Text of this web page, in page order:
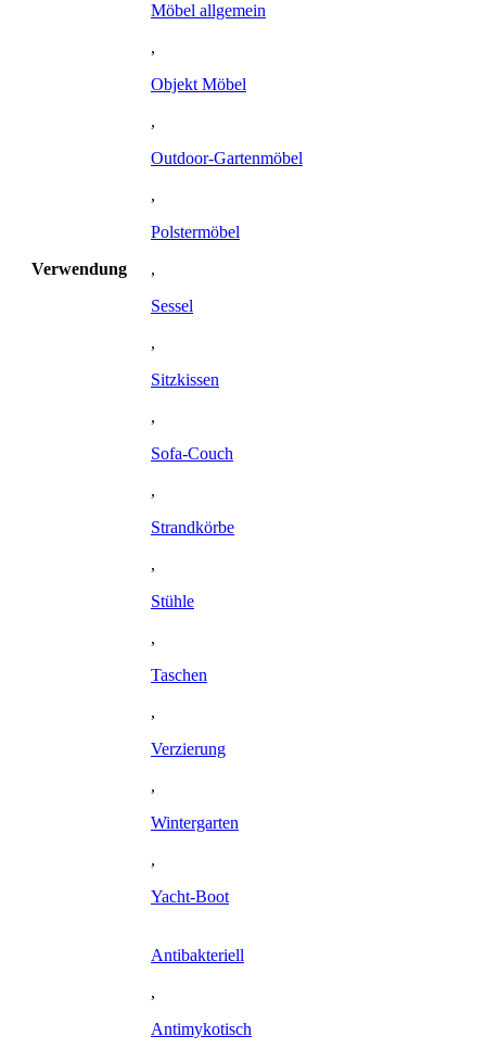
Verwendung
Möbel allgemein
,
Objekt Möbel
,
Outdoor-Gartenmöbel
,
Polstermöbel
,
Sessel
,
Sitzkissen
,
Sofa-Couch
,
Strandkörbe
,
Stühle
,
Taschen
,
Verzierung
,
Wintergarten
,
Yacht-Boot
Antibakteriell
,
Antimykotisch